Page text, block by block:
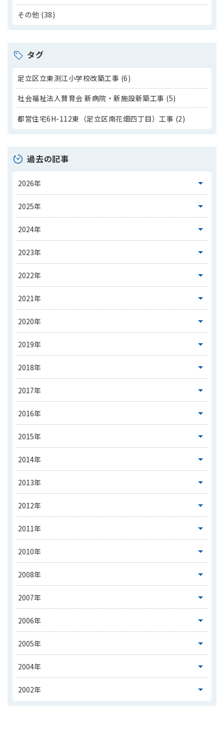
その他 (38)
タグ
足立区立東渕江小学校改築工事 (6)
社会福祉法人賛育会 新病院・新施設新築工事 (5)
都営住宅6H-112東（足立区南花畑四丁目）工事 (2)
過去の記事